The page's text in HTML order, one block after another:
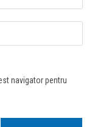
navigator pentru